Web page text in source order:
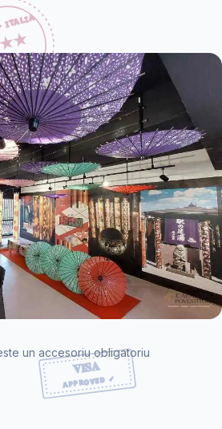
un accesoriu obligatoriu